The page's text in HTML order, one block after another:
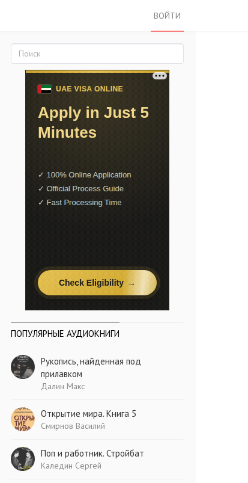
ВОЙТИ
ПОПУЛЯРНЫЕ АУДИОКНИГИ
Рукопись, найденная под
прилавком
Далин Макс
Открытие мира. Книга 5
Смирнов Василий
Поп и работник. Стройбат
Каледин Сергей